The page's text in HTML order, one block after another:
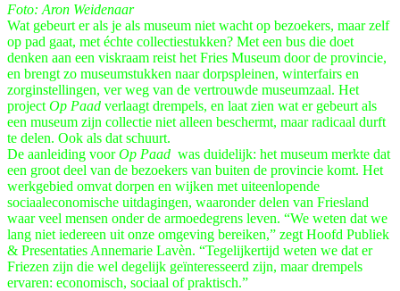
Foto: Aron Weidenaar
Wat gebeurt er als je als museum niet wacht op bezoekers, maar zelf
op pad gaat, met échte collectiestukken? Met een bus die doet
denken aan een viskraam reist het Fries Museum door de provincie,
en brengt zo museumstukken naar dorpspleinen, winterfairs en
zorginstellingen, ver weg van de vertrouwde museumzaal. Het
project Op Paad verlaagt drempels, en laat zien wat er gebeurt als
een museum zijn collectie niet alleen beschermt, maar radicaal durft
te delen. Ook als dat schuurt.
De aanleiding voorOp Paad was duidelijk: het museum merkte dat
een groot deel van de bezoekers van buiten de provincie komt. Het
werkgebied omvat dorpen en wijken met uiteenlopende
sociaaleconomische uitdagingen, waaronder delen van Friesland
waar veel mensen onder de armoedegrens leven. “We weten dat we
lang niet iedereen uit onze omgeving bereiken,” zegt Hoofd Publiek
& Presentaties Annemarie Lavèn. “Tegelijkertijd weten we dat er
Friezen zijn die wel degelijk geïnteresseerd zijn, maar drempels
ervaren: economisch, sociaal of praktisch.”